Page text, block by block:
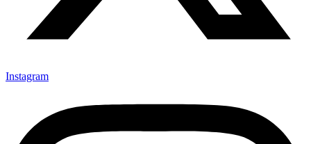
Instagram